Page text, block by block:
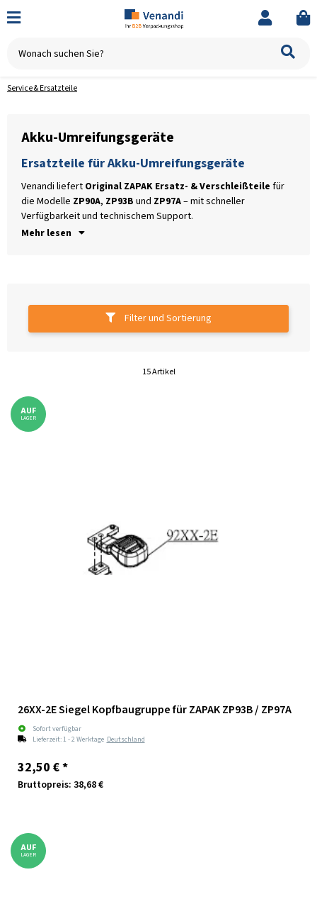
Service & Ersatzteile
Akku-Umreifungsgeräte
Ersatzteile für Akku-Umreifungsgeräte
Venandi liefert Original ZAPAK Ersatz- & Verschleißteile für
die Modelle ZP90A, ZP93B und ZP97A– mit schneller
Verfügbarkeit und technischem Support.
Mehr lesen
Filter und Sortierung
15 Artikel
AUF
LAGER
26XX-2E Siegel Kopfbaugruppe für ZAPAK ZP93B / ZP97A
Sofort verfügbar
Lieferzeit:1 - 2 Werktage Deutschland
32,50 €*
Bruttopreis: 38,68 €
AUF
LAGER